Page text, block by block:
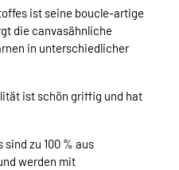
ist seine boucle-artige
die canvasähnliche
in unterschiedlicher
ist schön griffig und hat
zu 100 % aus
werden mit